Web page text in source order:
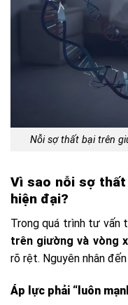
Nỗi sợ thất bại trên
Vì sao nỗi sợ
hiện đại?
Trong quá trình tư vấn
trên giường và vòng
rõ rệt. Nguyên nhân
Áp lực phải “luôn